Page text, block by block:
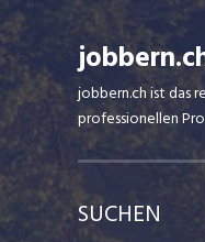
jobbern.ch ist das
professionellen
SUCHEN